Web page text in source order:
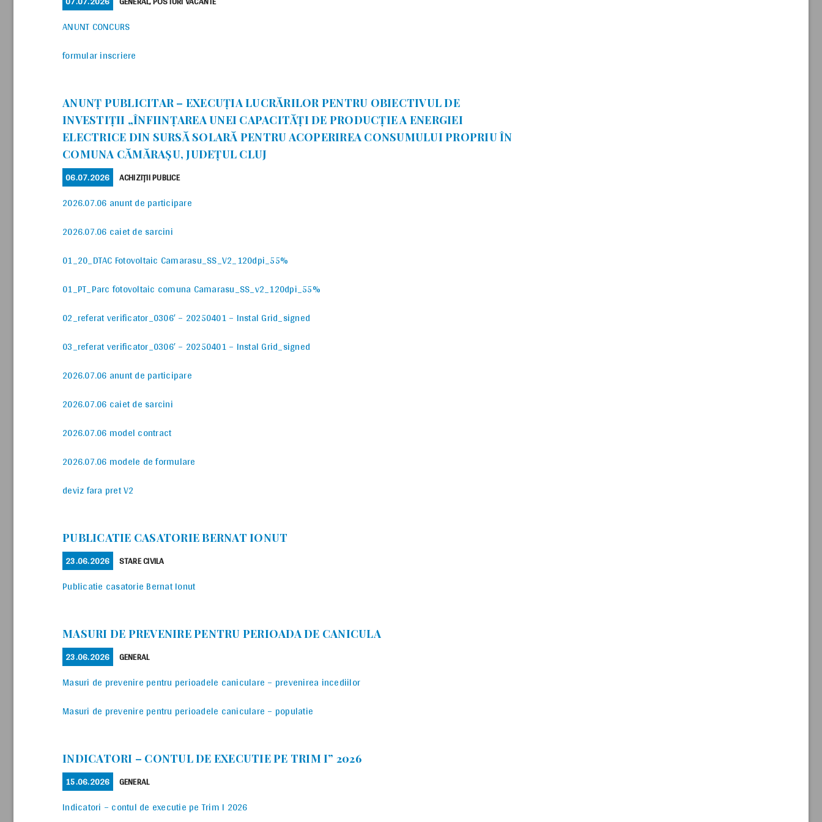
ON
ANUNT CONCURS
formular inscriere
ANUNȚ PUBLICITAR – EXECUȚIA LUCRĂRILOR PENTRU OBIECTIVUL DE
INVESTIȚII „ÎNFIINȚAREA UNEI CAPACITĂȚI DE PRODUCȚIE A ENERGIEI
ELECTRICE DIN SURSĂ SOLARĂ PENTRU ACOPERIREA CONSUMULUI PROPRIU ÎN
COMUNA CĂMĂRAȘU, JUDEȚUL CLUJ
POSTED
ON
06.07.2026 CATEGORIES
ACHIZIȚII PUBLICE
2026.07.06 anunt de participare
2026.07.06 caiet de sarcini
01_20_DTAC Fotovoltaic Camarasu_SS_V2_120dpi_55%
01_PT_Parc fotovoltaic comuna Camarasu_SS_v2_120dpi_55%
02_referat verificator_0306′ – 20250401 – Instal Grid_signed
03_referat verificator_0306′ – 20250401 – Instal Grid_signed
2026.07.06 anunt de participare
2026.07.06 caiet de sarcini
2026.07.06 model contract
2026.07.06 modele de formulare
deviz fara pret V2
PUBLICATIE CASATORIE BERNAT IONUT
POSTED
ON
23.06.2026 CATEGORIES
STARE CIVILA
Publicatie casatorie Bernat Ionut
MASURI DE PREVENIRE PENTRU PERIOADA DE CANICULA
POSTED
ON
23.06.2026 CATEGORIES
GENERAL
Masuri de prevenire pentru perioadele caniculare – prevenirea incediilor
Masuri de prevenire pentru perioadele caniculare – populatie
INDICATORI – CONTUL DE EXECUTIE PE TRIM I” 2026
POSTED
ON
15.06.2026 CATEGORIES
GENERAL
Indicatori – contul de executie pe Trim I 2026